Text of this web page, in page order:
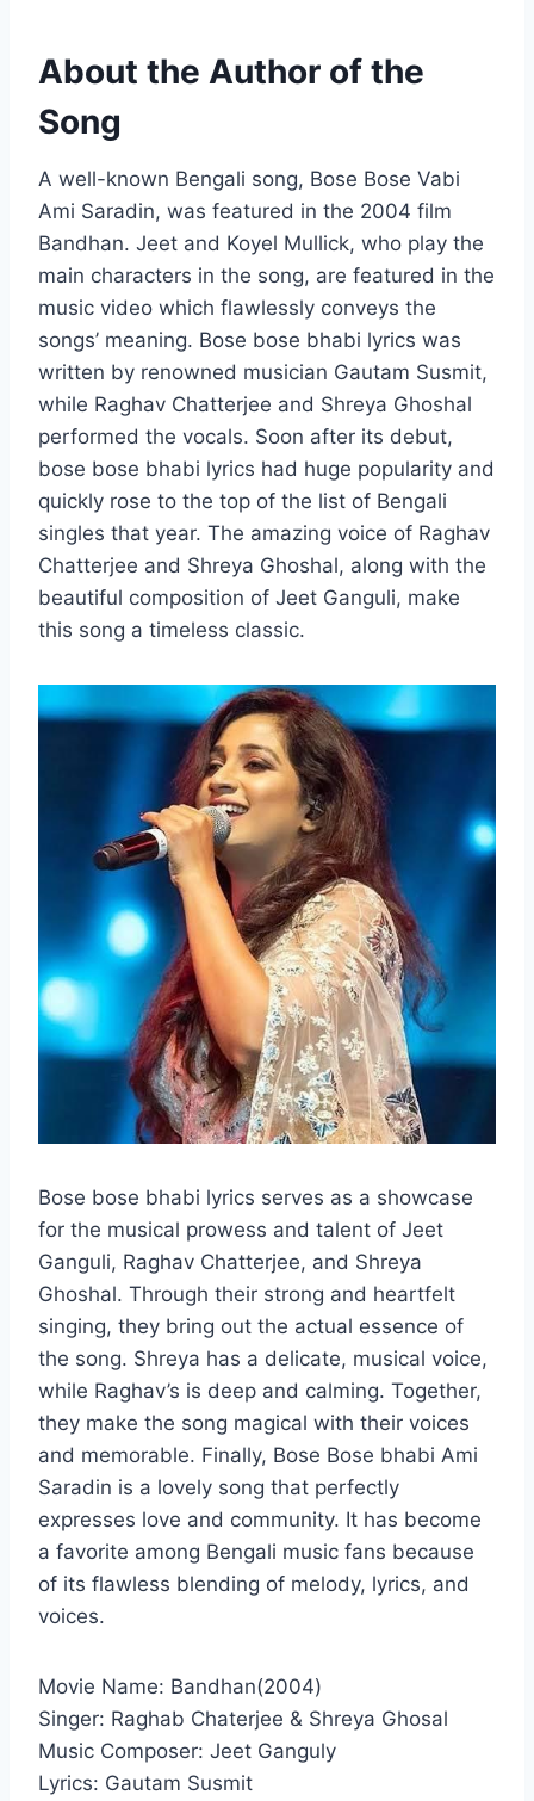
About the Author of the
Song
A well-known Bengali song, Bose Bose Vabi
Ami Saradin, was featured in the 2004 film
Bandhan. Jeet and Koyel Mullick, who play the
main characters in the song, are featured in the
music video which flawlessly conveys the
songs’ meaning. Bose bose bhabi lyrics was
written by renowned musician Gautam Susmit,
while Raghav Chatterjee and Shreya Ghoshal
performed the vocals. Soon after its debut,
bose bose bhabi lyrics had huge popularity and
quickly rose to the top of the list of Bengali
singles that year. The amazing voice of Raghav
Chatterjee and Shreya Ghoshal, along with the
beautiful composition of Jeet Ganguli, make
this song a timeless classic.
Bose bose bhabi lyrics serves as a showcase
for the musical prowess and talent of Jeet
Ganguli, Raghav Chatterjee, and Shreya
Ghoshal. Through their strong and heartfelt
singing, they bring out the actual essence of
the song. Shreya has a delicate, musical voice,
while Raghav’s is deep and calming. Together,
they make the song magical with their voices
and memorable. Finally, Bose Bose bhabi Ami
Saradin is a lovely song that perfectly
expresses love and community. It has become
a favorite among Bengali music fans because
of its flawless blending of melody, lyrics, and
voices.
Movie Name: Bandhan(2004)
Singer: Raghab Chaterjee & Shreya Ghosal
Music Composer: Jeet Ganguly
Lyrics: Gautam Susmit